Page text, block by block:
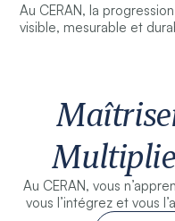
Au CERAN, la
visible, mesurable et
Au CERAN, vous
vous l’intégrez et vous